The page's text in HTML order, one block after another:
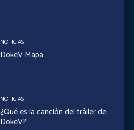
NOTICIAS
DokeV Mapa
NOTICIAS
¿Qué es la canción del tráiler de
DokeV?